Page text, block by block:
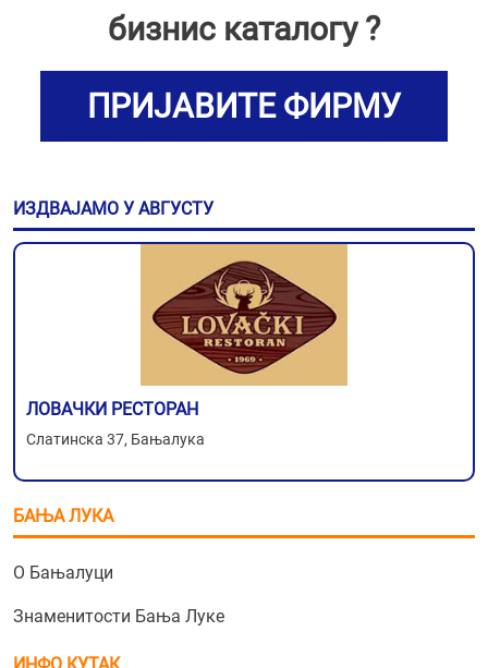
бизнис каталогу ?
ПРИЈАВИТЕ ФИРМУ
ИЗДВАЈАМО У АВГУСТУ
ЛОВАЧКИ РЕСТОРАН
Слатинска 37, Бањалука
БАЊА ЛУКА
О Бањалуци
Знаменитости Бања Луке